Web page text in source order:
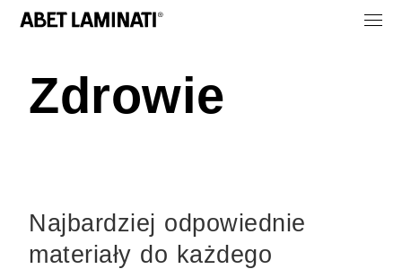
Zdrowie
Najbardziej odpowiednie
materiały do każdego